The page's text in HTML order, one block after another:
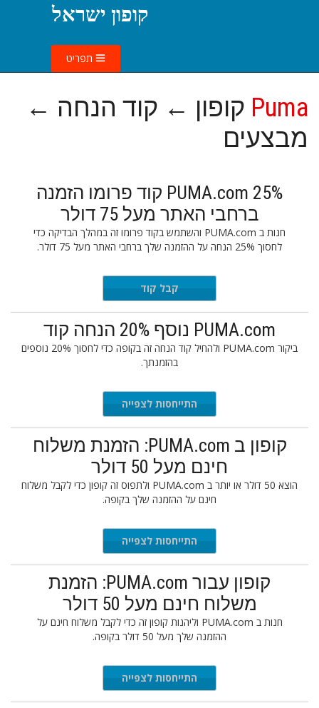
קופון ישראל
תפריט
Puma קופון ← קוד הנחה ←
מבצעים
PUMA.com 25% קוד פרומו הזמנה
ברחבי האתר מעל 75 דולר
חנות ב PUMA.com והשתמש בקוד פרומו זה במהלך הבדיקה כדי
לחסוך 25% הנחה על ההזמנה שלך ברחבי האתר מעל 75 דולר.
KE25PURקבל קוד
PUMA.com נוסף 20% הנחה קוד
ביקור PUMA.com ולהחיל קוד הנחה זה בקופה כדי לחסוך 20% נוספים
בהזמנתך.
התייחסות לצפייה
קופון ב PUMA.com: הזמנת משלוח
חינם מעל 50 דולר
הוצא 50 דולר או יותר ב PUMA.com ולתפוס זה קופון כדי לקבל משלוח
חינם על ההזמנה שלך בקופה.
התייחסות לצפייה
קופון עבור PUMA.com: הזמנת
משלוח חינם מעל 50 דולר
חנות ב PUMA.com וליהנות קופון זה כדי לקבל משלוח חינם על
ההזמנה שלך מעל 50 דולר בקופה.
התייחסות לצפייה